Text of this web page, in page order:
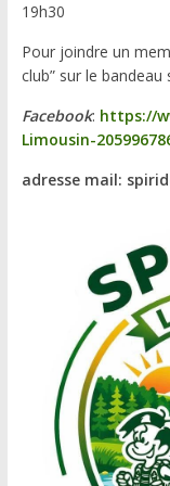
19h30
Pour joindre un
club” sur le
Facebook: https://
Limousin-
adresse mail: